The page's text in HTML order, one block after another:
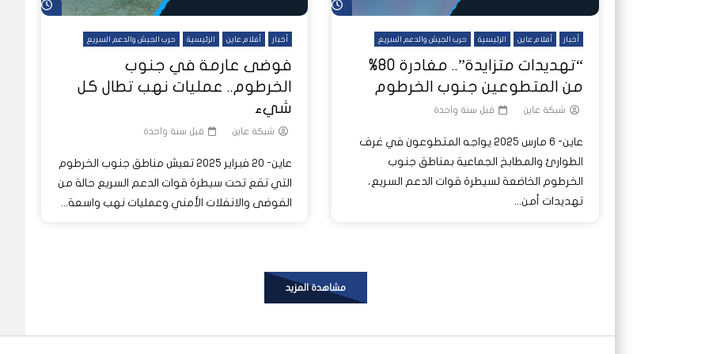
أخبار أفلام عاين الرئيسية حرب الجيش والدعم السريع
“تهديدات متزايدة”.. مغادرة 80%
من المتطوعين جنوب الخرطوم
شبكة عاين قبل سنة واحدة
عاين- 6 مارس 2025 يواجه المتطوعون في غرف
الطوارئ والمطابخ الجماعية بمناطق جنوب
الخرطوم الخاضعة لسيطرة قوات الدعم السريع،
تهديدات أمن...
أخبار أفلام عاين الرئيسية حرب الجيش والدعم السريع
فوضى عارمة في جنوب
الخرطوم.. عمليات نهب تطال كل
شيء
شبكة عاين قبل سنة واحدة
عاين- 20 فبراير 2025 تعيش مناطق جنوب الخرطوم
التي تقع تحت سيطرة قوات الدعم السريع حالة من
الفوضى والانفلات الأمني وعمليات نهب واسعة...
مشاهدة المزيد